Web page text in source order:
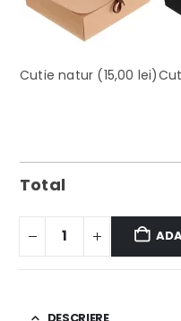
Cutie natur (15,00 lei)
Total